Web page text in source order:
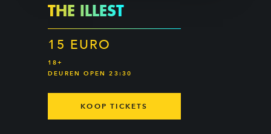
THE ILLEST
15 EURO
18+
DEUREN OPEN 23:30
KOOP TICKETS